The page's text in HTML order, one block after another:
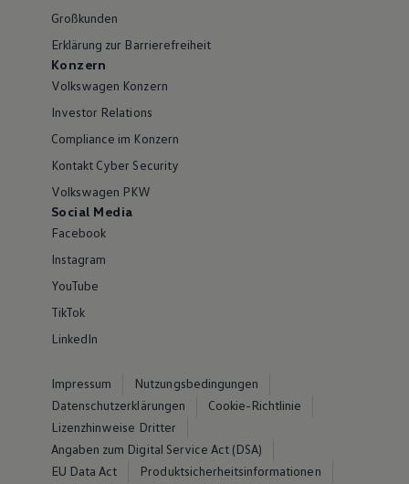
Großkunden
Erklärung zur Barrierefreiheit
Konzern
Volkswagen Konzern
Investor Relations
Compliance im Konzern
Kontakt Cyber Security
Volkswagen PKW
Social Media
Facebook
Instagram
YouTube
TikTok
LinkedIn
Impressum
Nutzungsbedingungen
Datenschutzerklärungen
Cookie-Richtlinie
Lizenzhinweise Dritter
Angaben zum Digital Service Act (DSA)
EU Data Act
Produktsicherheitsinformationen